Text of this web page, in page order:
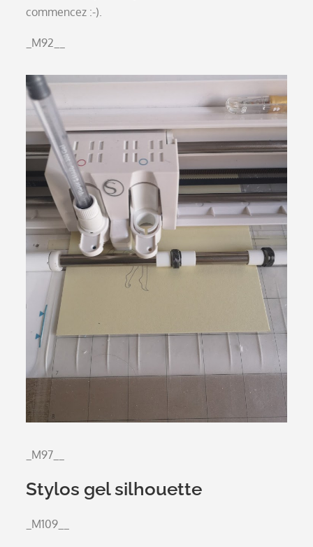
commencez :-).
_M92__
_M97__
Stylos gel silhouette
_M109__